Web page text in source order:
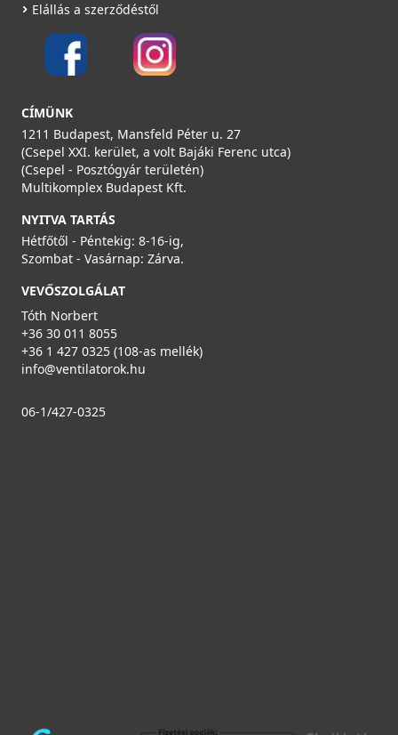
Elállás a szerződéstől
CÍMÜNK
1211 Budapest, Mansfeld Péter u. 27
(Csepel XXI. kerület, a volt Bajáki Ferenc utca)
(Csepel - Posztógyár területén)
Multikomplex Budapest Kft.
NYITVA TARTÁS
Hétfőtől - Péntekig: 8-16-ig,
Szombat - Vasárnap: Zárva.
VEVŐSZOLGÁLAT
Tóth Norbert
+36 30 011 8055
+36 1 427 0325 (108-as mellék)
info@ventilatorok.hu
06-1/427-0325